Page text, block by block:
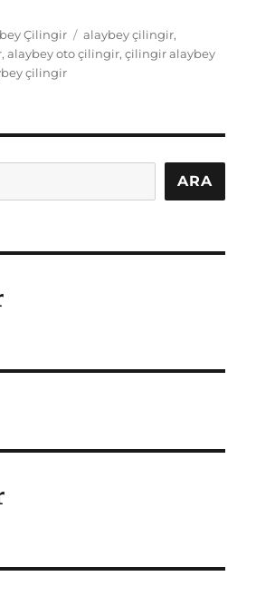
Çilingir Etiketler
alaybey çilingir,
,alaybey oto çilingir,çilingir alaybey
çilingir
ARA